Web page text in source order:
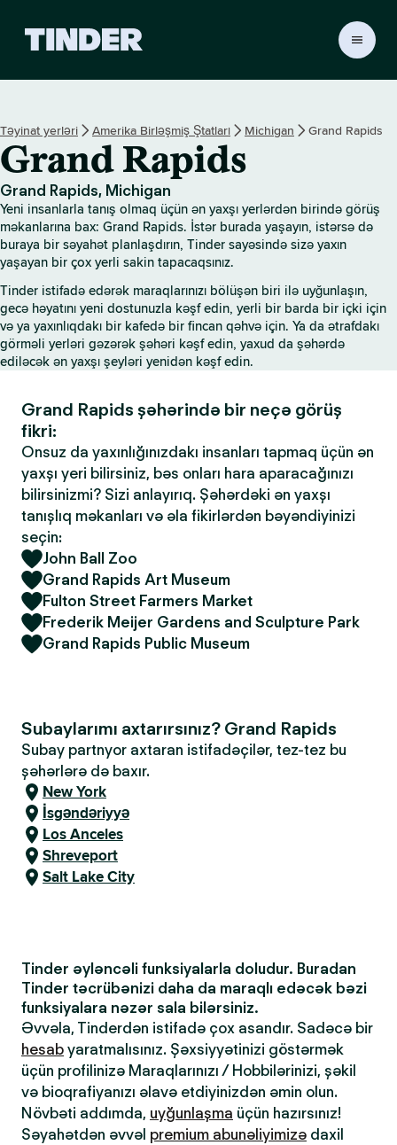
r
H
o
m
e
Təyinat yerləri Amerika Birləşmiş Ştatları Michigan Grand Rapids
Grand Rapids
Grand Rapids, Michigan
Yeni insanlarla tanış olmaq üçün ən yaxşı yerlərdən birində görüş
məkanlarına bax: Grand Rapids. İstər burada yaşayın, istərsə də
buraya bir səyahət planlaşdırın, Tinder sayəsində sizə yaxın
yaşayan bir çox yerli sakin tapacaqsınız.
Tinder istifadə edərək maraqlarınızı bölüşən biri ilə uyğunlaşın,
gecə həyatını yeni dostunuzla kəşf edin, yerli bir barda bir içki için
və ya yaxınlıqdakı bir kafedə bir fincan qəhvə için. Ya da ətrafdakı
görməli yerləri gəzərək şəhəri kəşf edin, yaxud da şəhərdə
ediləcək ən yaxşı şeyləri yenidən kəşf edin.
Grand Rapids şəhərində bir neçə görüş
fikri:
Onsuz da yaxınlığınızdakı insanları tapmaq üçün ən
yaxşı yeri bilirsiniz, bəs onları hara aparacağınızı
bilirsinizmi? Sizi anlayırıq. Şəhərdəki ən yaxşı
tanışlıq məkanları və əla fikirlərdən bəyəndiyinizi
seçin:
John Ball Zoo
Grand Rapids Art Museum
Fulton Street Farmers Market
Frederik Meijer Gardens and Sculpture Park
Grand Rapids Public Museum
Subaylarımı axtarırsınız? Grand Rapids
Subay partnyor axtaran istifadəçilər, tez-tez bu
şəhərlərə də baxır.
New York
İsgəndəriyyə
Los Anceles
Shreveport
Salt Lake City
Tinder əyləncəli funksiyalarla doludur. Buradan
Tinder təcrübənizi daha da maraqlı edəcək bəzi
funksiyalara nəzər sala bilərsiniz.
Əvvəla, Tinderdən istifadə çox asandır. Sadəcə bir
hesab yaratmalısınız. Şəxsiyyətinizi göstərmək
üçün profilinizə Maraqlarınızı / Hobbilərinizi, şəkil
və bioqrafiyanızı əlavə etdiyinizdən əmin olun.
Növbəti addımda, uyğunlaşma üçün hazırsınız!
Səyahətdən əvvəl premium abunəliyimizə daxil